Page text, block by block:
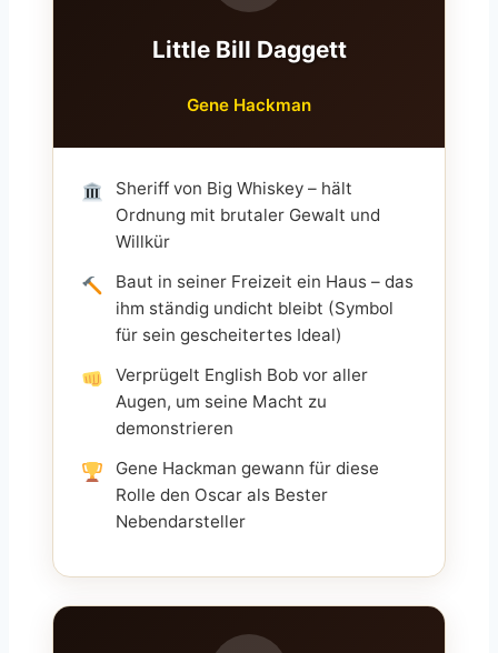
Little Bill Daggett
Gene Hackman
Sheriff von Big Whiskey – hält
Ordnung mit brutaler Gewalt und
Willkür
Baut in seiner Freizeit ein Haus – das
ihm ständig undicht bleibt (Symbol
für sein gescheitertes Ideal)
Verprügelt English Bob vor aller
Augen, um seine Macht zu
demonstrieren
Gene Hackman gewann für diese
Rolle den Oscar als Bester
Nebendarsteller